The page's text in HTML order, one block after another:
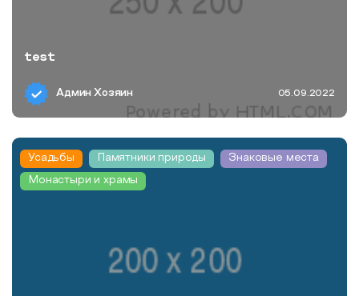
test
Админ Хозяин 05.09.2022
Усадьбы Памятники природы Знаковые места
Монастыри и храмы